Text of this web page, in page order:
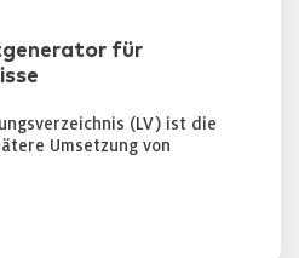
für
(LV) ist die
Umsetzung von